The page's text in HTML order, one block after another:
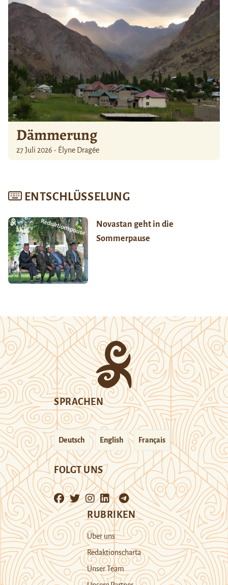
Dämmerung
27 Juli 2026 - Élyne Dragée
ENTSCHLÜSSELUNG
Novastan geht in die
Sommerpause
SPRACHEN
Deutsch English Français
FOLGT UNS
RUBRIKEN
Über uns
Redaktionscharta
Unser Team